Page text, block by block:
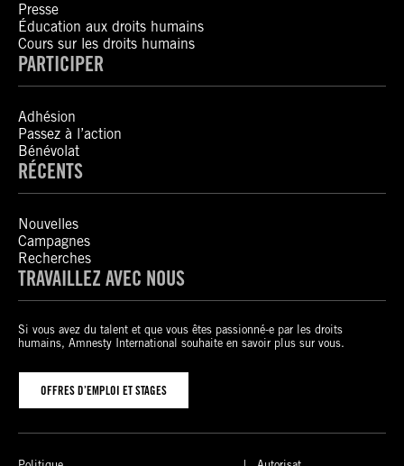
Presse
Éducation aux droits humains
Cours sur les droits humains
PARTICIPER
Adhésion
Passez à l’action
Bénévolat
RÉCENTS
Nouvelles
Campagnes
Recherches
TRAVAILLEZ AVEC NOUS
Si vous avez du talent et que vous êtes passionné-e par les droits
humains, Amnesty International souhaite en savoir plus sur vous.
OFFRES D’EMPLOI ET STAGES